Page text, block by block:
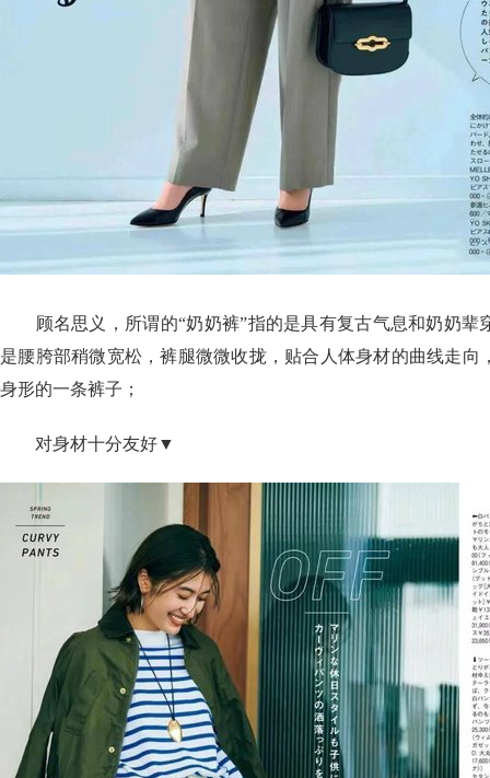
顾名思义，所谓的“奶奶裤”指的是具有复古气息和奶奶辈
是腰胯部稍微宽松，裤腿微微收拢，贴合人体身材的曲线走向
身形的一条裤子；
对身材十分友好▼